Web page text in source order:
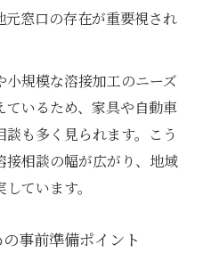
重要な注意点を知ろう
ェックリストを活用し
相談の進行手順を紹介
対応までの実践法
の相談から解決までの
元窓口の存在が重要視され
規模な溶接加工のニーズ
ているため、家具や自動車
も多く見られます。こう
接相談の幅が広がり、地域
ています。
事前準備ポイント